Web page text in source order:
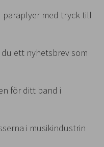
paraplyer med tryck till
ett nyhetsbrev som
för ditt band i
i musikindustrin